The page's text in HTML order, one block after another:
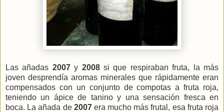
Las añadas 2007y 2008si que respiraban fruta, la más
joven desprendía aromas minerales que rápidamente eran
compensados con un conjunto de compotas a fruta roja,
teniendo un ápice de tanino y una sensación fresca en
boca. La añada de 2007era mucho más frutal, esa fruta roja